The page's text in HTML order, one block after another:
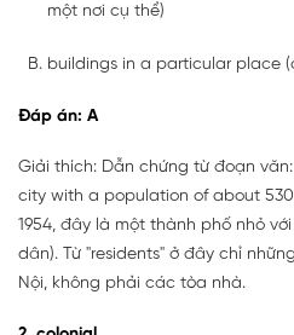
một nơi cụ thể)
buildings in a particular place
Đáp án: A
Giải thích: Dẫn chứng từ đoạn văn:
city with a population of about
1954, đây là một thành phố nhỏ
dân). Từ "residents" ở đây chỉ
Nội, không phải các tòa nhà.